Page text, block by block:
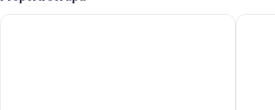
tidur,
bathtub
Holiday Inn & Suites Monterey Park Los Angeles by IHGHilton